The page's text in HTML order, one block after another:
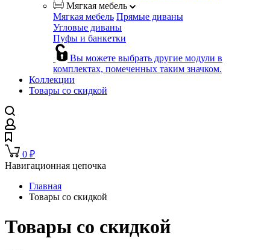
Мягкая мебель
Мягкая мебель Прямые диваны
Угловые диваны
Пуфы и банкетки
Вы можете выбрать другие модули в
комплектах, помеченных таким значком.
Коллекции
Товары со скидкой
0 ₽
Навигационная цепочка
Главная
Товары со скидкой
Товары со скидкой